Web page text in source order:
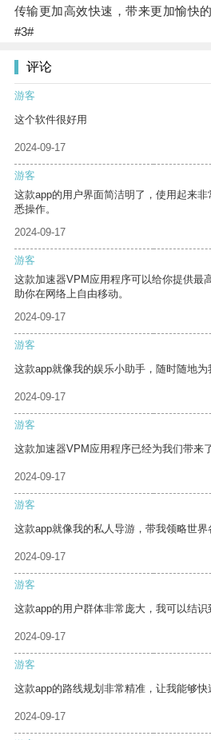
传输更加高效快速，带来更加愉快的
#3#
评论
游客
这个软件很好用
2024-09-17
游客
这款app的用户界面简洁明了，使用起来
悉操作。
2024-09-17
游客
这款加速器VPM应用程序可以给你提供最
助你在网络上自由移动。
2024-09-17
游客
这款app就像我的娱乐小助手，随时随地为
2024-09-17
游客
这款加速器VPM应用程序已经为我们带来
2024-09-17
游客
这款app就像我的私人导游，带我领略世界
2024-09-17
游客
这款app的用户群体非常庞大，我可以结识
2024-09-17
游客
这款app的路线规划非常精准，让我能够快
2024-09-17